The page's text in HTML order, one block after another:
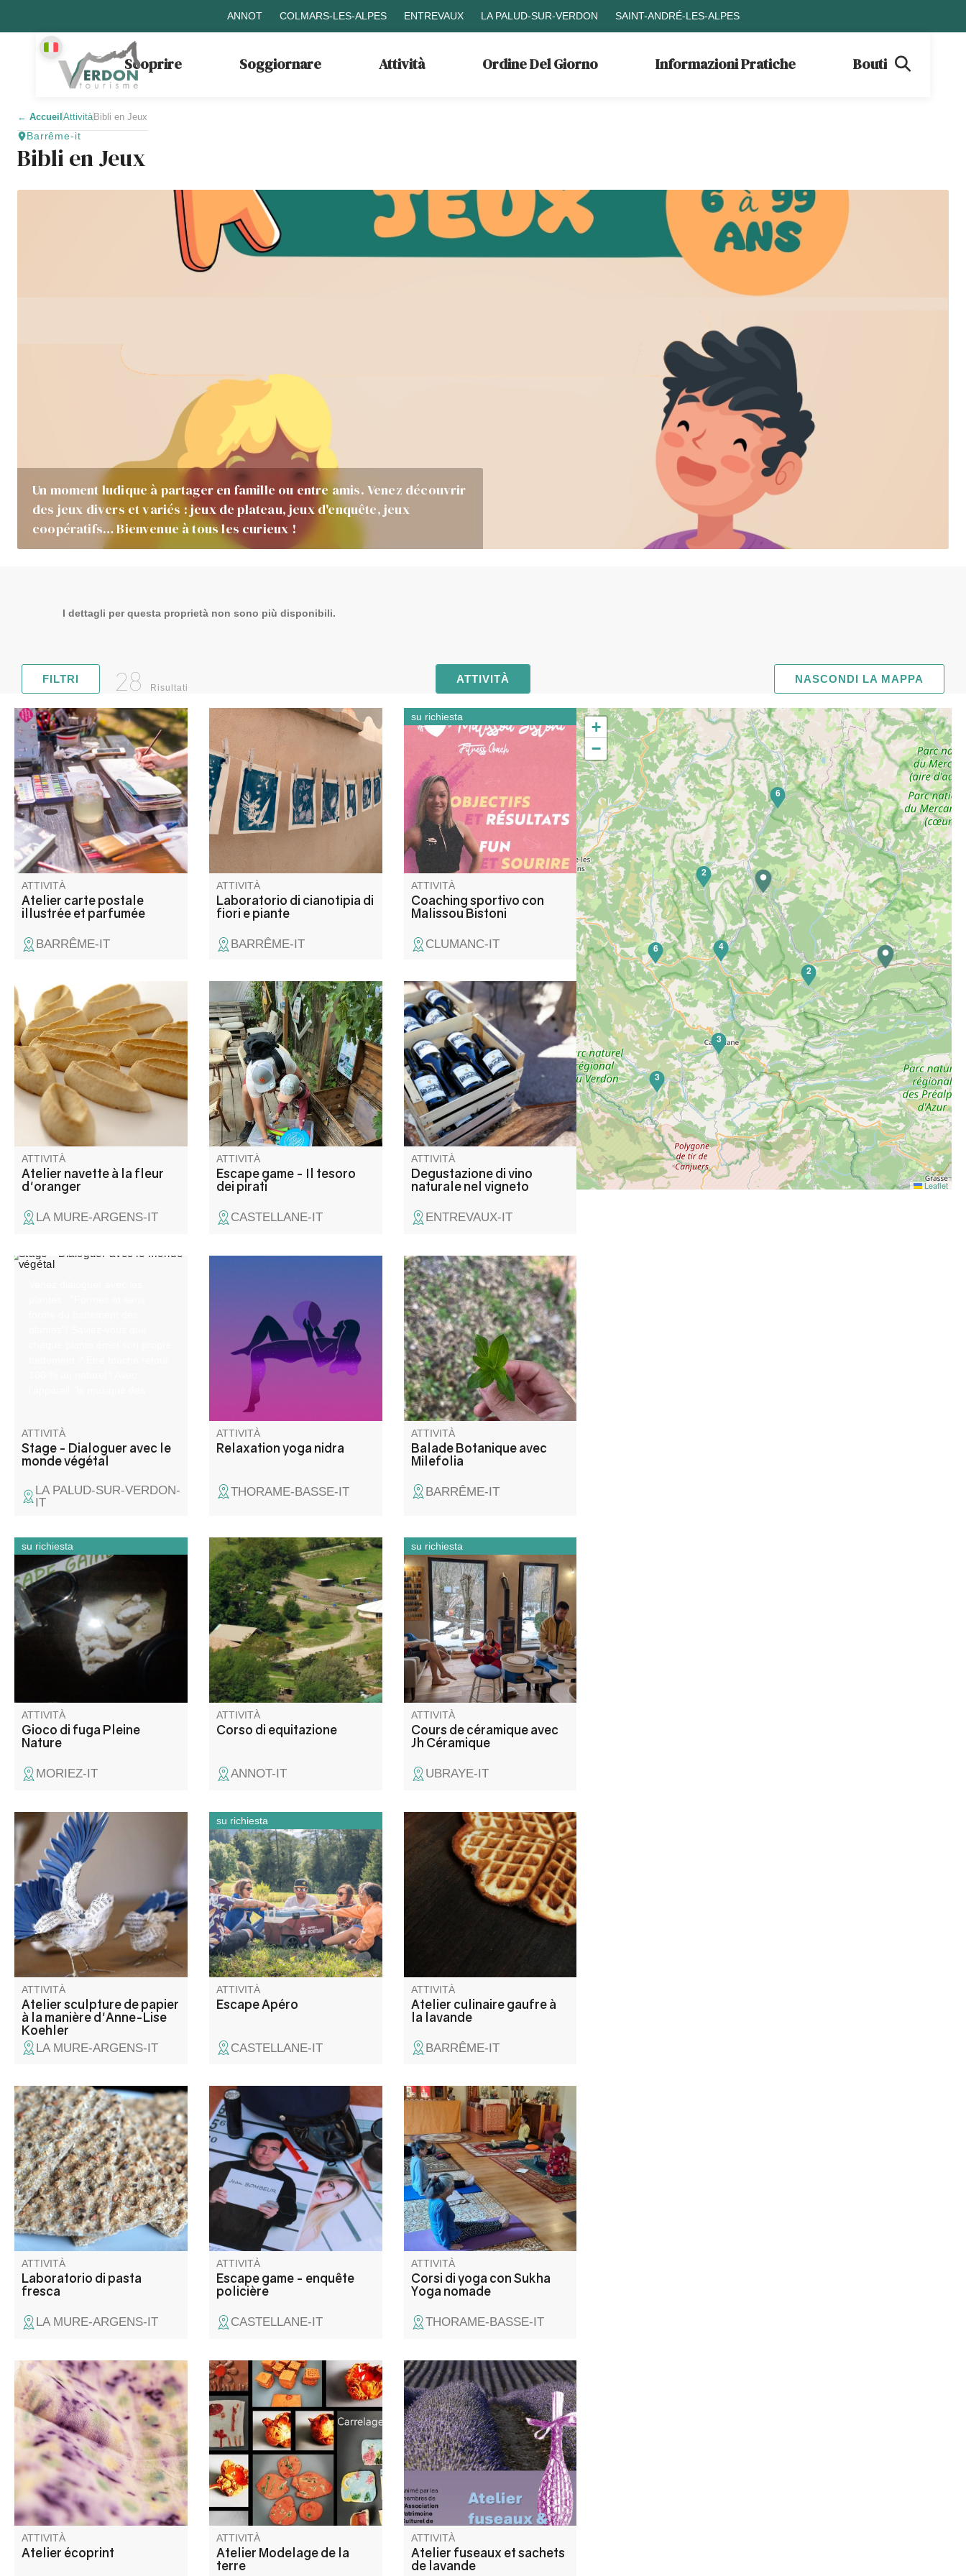
ANNOT COLMARS-LES-ALPES ENTREVAUX LA PALUD-SUR-VERDON SAINT-ANDRÉ-LES-ALPES
Scoprire Soggiornare Attività Ordine Del Giorno Informazioni Pratiche Boutique
← AccueilAttivitàBibli en Jeux
Barrême-it
Bibli en Jeux
Un moment ludique à partager en famille ou entre amis. Venez découvrir
des jeux divers et variés : jeux de plateau, jeux d'enquête, jeux
coopératifs… Bienvenue à tous les curieux !
I dettagli per questa proprietà non sono più disponibili.
FILTRI 28 Risultati
ATTIVITÀ NASCONDI LA MAPPA
Exercez vos talents d’artistes !
Atelier paysage et/ou croquis à
l’aquarelle pour créer votre
propre carte postale parfumée.
ATTIVITÀ
Atelier carte postale
illustrée et parfumée
BARRÊME-IT
Un workshop introduttivo alla
cianotipia, una tecnica di
stampa fotografica che
produce immagini
monocromatiche in blu di
Prussia basate sul tema dei
fiori e delle piante. Venite a
casa con la vostra creazione!
ATTIVITÀ
Laboratorio di cianotipia di
fiori e piante
BARRÊME-IT
Body sculpt, zumba, cross
training, stretching,
tonificazione muscolare,
perdita di peso, miglioramento
della forma fisica e della
mobilità. Corsi individuali o di
gruppo. A casa nei dintorni di St
André o in palestra a Clumanc.
ATTIVITÀ
Coaching sportivo con
Malissou Bistoni
su richiesta
CLUMANC-IT
Unitevi a noi per un laboratorio
gastronomico nel cuore del
Musée de la Minoterie, un ex
mulino industriale ricco di
storia!
ATTIVITÀ
Atelier navette à la fleur
d'oranger
LA MURE-ARGENS-IT
Session de recherche vi
propone di partecipare a
questa caccia al tesoro alla
ricerca del tesoro dei pirati. La
nave dei pirati si è arenata a
Castellane e i pirati hanno
dovuto nascondere il loro
tesoro da qualche parte nella
città.
ATTIVITÀ
Escape game - Il tesoro
dei pirati
CASTELLANE-IT
Venite a godervi un momento
di piacere e di scoperta alla
scoperta delle nostre annate,
presso la tenuta di Glandève.
Vi proponiamo una
degustazione dedicata a un
vino del territorio, prodotto con
lieviti indigeni e senza alcun
additivo.
ATTIVITÀ
Degustazione di vino
naturale nel vigneto
ENTREVAUX-IT
ATTIVITÀ
Stage - Dialoguer avec le
monde végétal
LA PALUD-SUR-VERDON-
IT
France Bersezio, formée par
Maitri Institut
ATTIVITÀ
Relaxation yoga nidra
THORAME-BASSE-IT
Une balade pour s’immerger
dans le monde végétal : Partez
à la découverte de la flore
locale, apprenez ces usages
comestibles, médicinaux et
même cosmétiques,
accompagnés par Emeline !
ATTIVITÀ
Balade Botanique avec
Milefolia
BARRÊME-IT
Qui non c'è una stanza in cui
sarete rinchiusi in un'atmosfera
opprimente, ma sarete
totalmente liberi.
ATTIVITÀ
Gioco di fuga Pleine
Nature
su richiesta
MORIEZ-IT
corso di equitazione di 3 ore al
giorno con partecipazione alla
vita del club (cura dei cavalli,
alimentazione, ecc.) Esami
federali in base al livello del
cavaliere. Possibilità di mezza
pensione o pensione completa.
ATTIVITÀ
Corso di equitazione
ANNOT-IT
Scoprite il mondo della
ceramica con un'appassionata
artigiana ceramista. Corsi e
lezioni per imparare a lavorare
l'argilla, esplorare diverse
tecniche e creare pezzi unici in
un'atmosfera amichevole e
attenta.
ATTIVITÀ
Cours de céramique avec
Jh Céramique
su richiesta
UBRAYE-IT
Après avoir exploré l'exposition
temporaire, votre âme d'artiste
est mise à l'épreuve ! Initiez-
vous à la création en volume
avec un médiateur plasticien
pour produire votre propre
sculpture à partir de pages de
livres.
ATTIVITÀ
Atelier sculpture de papier
à la manière d'Anne-Lise
Koehler
LA MURE-ARGENS-IT
Une grosse glacière, à
l’intérieur tout ce dont vous
avez besoin pour un apéro
réussi. Pour accéder au
contenant, il vous faudra
prendre part à la guerre qui
oppose les « trouble-fêtes » au
« front de libération de l’apéro
».
ATTIVITÀ
Escape Apéro
su richiesta
CASTELLANE-IT
Réinventez les gaufres avec
originalité ! Venez partager un
atelier cuisine convivial et
gourmand, à la saveur de la
lavande !
ATTIVITÀ
Atelier culinaire gaufre à
la lavande
BARRÊME-IT
Nel cuore dell'ex Mulino delle
Alpi, provate a fare la pasta
fresca! Un laboratorio che vi
porterà dal chicco al prodotto
finito.
ATTIVITÀ
Laboratorio di pasta
fresca
LA MURE-ARGENS-IT
Venez aider le Sergent
CRUCHOT à résoudre son
enquête ! Vous connaissez
peut être déjà les "escape
room", ces jeux où vous êtes
enfermés dans une pièce et
vous avez 60 minutes pour en
sortir en résolvant différentes
ATTIVITÀ
Escape game - enquête
policière
CASTELLANE-IT
Nella magnifica cornice di un
tempio tibetano, ornato di
paramenti e oggetti sacri,
durante le mie sedute vi invito
a rimanere in voi stessi,
ascoltando il vostro respiro, il
più vicino possibile alle vostre
sensazioni corporee.
ATTIVITÀ
Corsi di yoga con Sukha
Yoga nomade
THORAME-BASSE-IT
Impressions végétales sur
textile. Repartez avec un
accessoire créé sur place, des
tests sur tissu et un document
de recettes et notions de
teinture végétale.Atelier animé
par Olivia de Teinture Vivante
ATTIVITÀ
Atelier écoprint
Initiez-vous au plaisir de
modeler la terre lors d’un
atelier de découverte
accessible à tous. Guidés pas
à pas, les participants
expérimenteront les gestes
simples du modelage pour
donner forme à la matière et
créer une petite pièce unique.
ATTIVITÀ
Atelier Modelage de la
terre
Venez apprendre à réaliser les
fuseaux et sachets de lavande
et repartez avec votre création.
Participation aux frais entre 2
et 4€ selon la création.
ATTIVITÀ
Atelier fuseaux et sachets
de lavande
6
2
4
2
6
3
3
+
−
Leaflet